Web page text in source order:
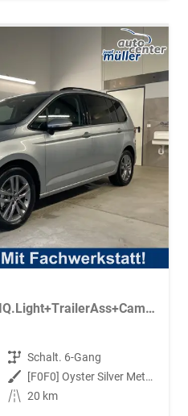
Comfortline 150PS 7Si+IQ.Light+TrailerAss+Cam+Navi+Kamera+Alarm+Kessy+App-Connect
Getriebe Schalt. 6-Gang
Außenfarbe
[F0F0] Oyster Silver Metallic
Kilometerstand 20 km